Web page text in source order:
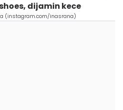
dijamin kece
(instagram.com/inasrana)